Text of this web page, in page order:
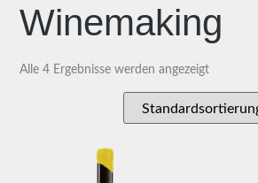
Winemaking
Alle 4 Ergebnisse werden angezeigt